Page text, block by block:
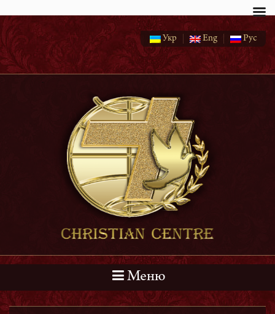
Укр Eng Рус
Меню